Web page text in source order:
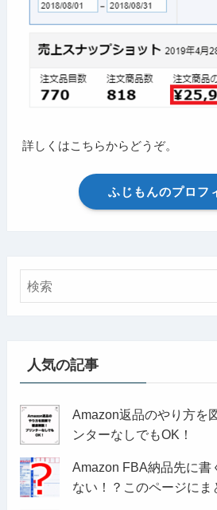
詳しくはこちらからどうぞ。
ふじもんのプロフ
人気の記事
Amazon返品のやり方を
ンターなしでもOK！
Amazon FBA納品先に書
ない！？このページにま